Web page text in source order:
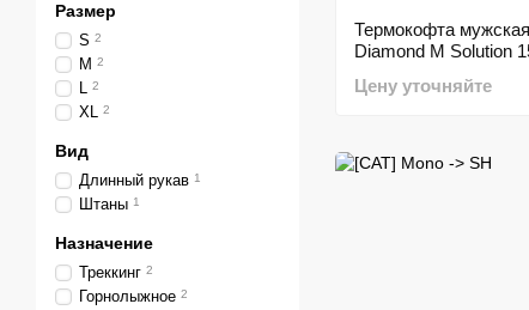
Термокофта
Diamond M Solution
760020.0002-L)
Цену уточняйте
Размер
S 2
M 2
L 2
XL 2
Вид
Длинный рукав 1
Штаны 1
Назначение
Треккинг 2
Горнолыжное 2